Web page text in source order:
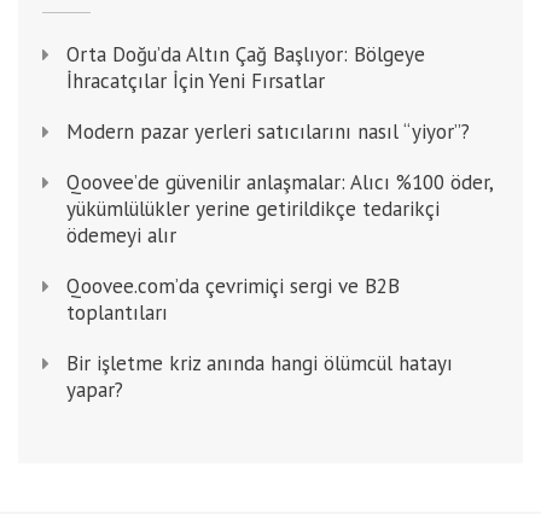
Orta Doğu’da Altın Çağ Başlıyor: Bölgeye
İhracatçılar İçin Yeni Fırsatlar
Modern pazar yerleri satıcılarını nasıl “yiyor”?
Qoovee’de güvenilir anlaşmalar: Alıcı %100 öder,
yükümlülükler yerine getirildikçe tedarikçi
ödemeyi alır
Qoovee.com’da çevrimiçi sergi ve B2B
toplantıları
Bir işletme kriz anında hangi ölümcül hatayı
yapar?